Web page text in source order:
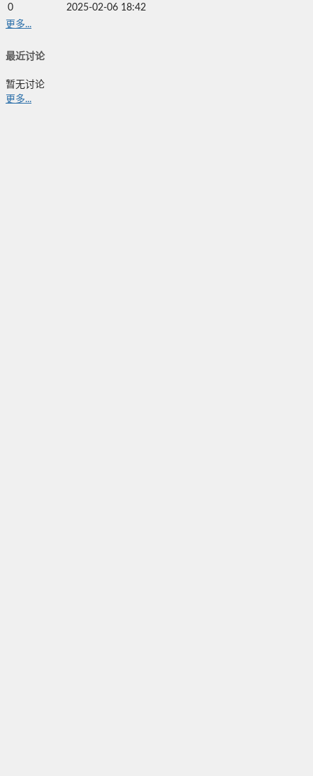
0
2025-02-06 18:42
更多...
最近讨论
暂无讨论
更多...